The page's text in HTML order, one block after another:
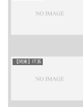
【関東】IT系